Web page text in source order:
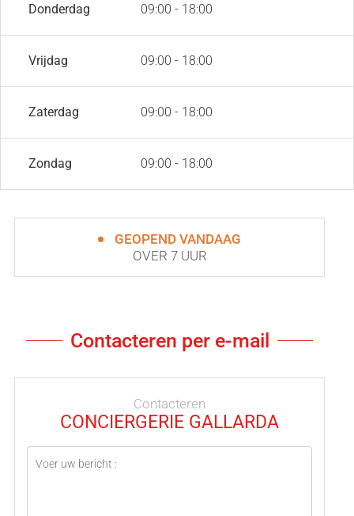
Donderdag 09:00 - 18:00
Vrijdag 09:00 - 18:00
Zaterdag 09:00 - 18:00
Zondag 09:00 - 18:00
GEOPEND VANDAAG
OVER 7 UUR
Contacteren per e-mail
Contacteren
CONCIERGERIE GALLARDA